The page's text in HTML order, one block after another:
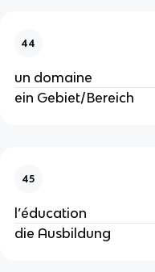
44
un domaine
ein Gebiet/Bereich
45
l’éducation
die Ausbildung